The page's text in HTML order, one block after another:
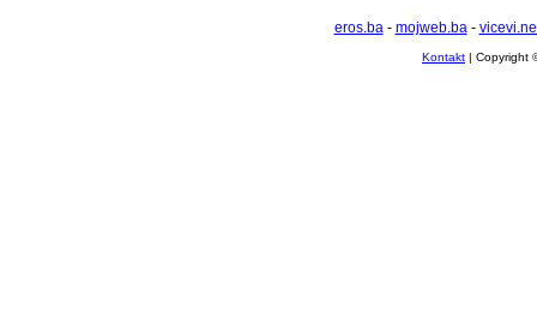
eros.ba- mojweb.ba-
Kontakt | Copyright